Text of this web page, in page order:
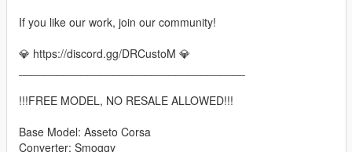
If you like our work, join our community!
💎 https://discord.gg/DRCustoM 💎
!!!FREE MODEL, NO RESALE ALLOWED!!!
Base Model: Asseto Corsa
Converter: Smoggy